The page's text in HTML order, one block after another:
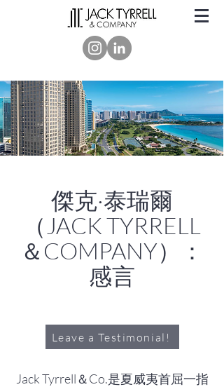
傑克·泰瑞爾
（JACK TYRRELL
＆COMPANY）：
感言
Leave a Testimonial!
Jack Tyrrell＆Co.是夏威夷首屈一指